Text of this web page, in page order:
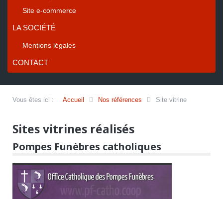
Site e-commerce
LA SOCIÉTÉ
Mentions légales
CONTACT
Vous êtes ici : Accueil Nos références Site vitrine
Sites vitrines réalisés
Pompes Funèbres catholiques